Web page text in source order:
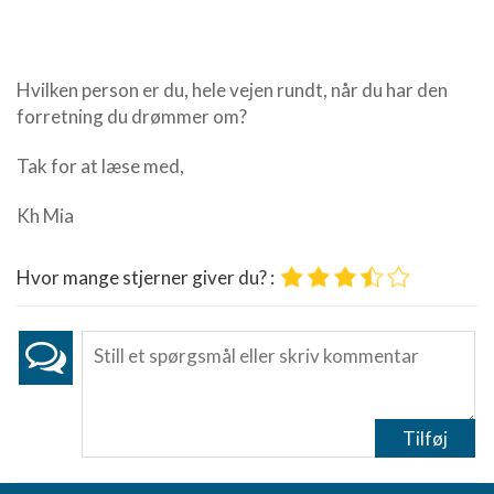
Hvilken person er du, hele vejen rundt, når du har den
forretning du drømmer om?
Tak for at læse med,
Kh Mia
Hvor mange stjerner giver du? :
Tilføj
kombinationer af oplysninger fra forskellige
kilder
Udvikle og forbedre tjenester
indhold
Bruge præcise geografiske
Identificere enheder baseret på aktivt
anmodede oplysninger
Ydeevne